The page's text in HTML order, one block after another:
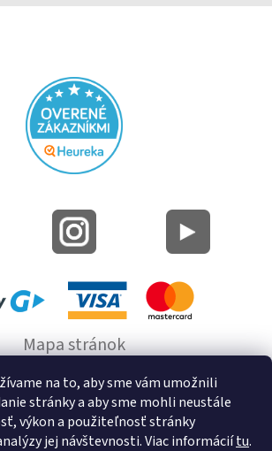
na to, aby sme vám umožnili
stránky a aby sme mohli neustále
výkon a použiteľnosť stránky
jej návštevnosti. Viac informáciítu.
Mapa stránok
Informácie o cookie
© 2022 GRUND a.s.